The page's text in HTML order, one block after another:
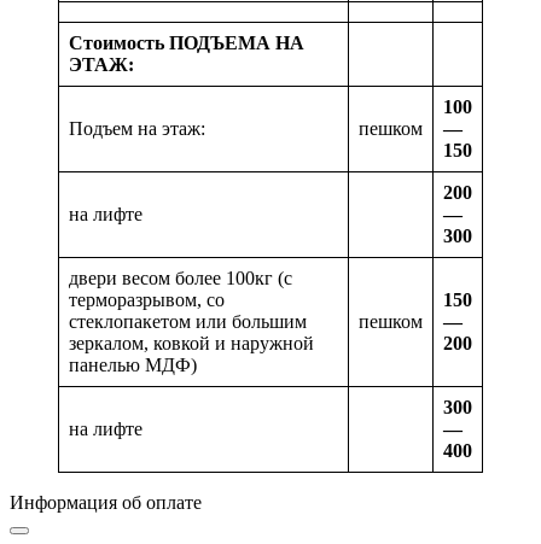
Стоимость ПОДЪЕМА НА
ЭТАЖ:
Подъем на этаж: пешком
100
—
150
на лифте
200
—
300
двери весом более 100кг (с
терморазрывом, со
стеклопакетом или большим
зеркалом, ковкой и наружной
панелью МДФ)
пешком
150
—
200
на лифте
300
—
400
Информация об оплате